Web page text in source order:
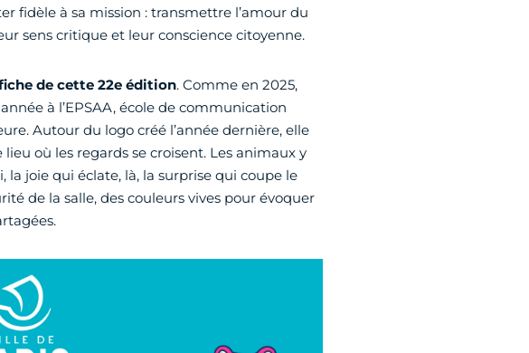
fidèle à sa mission : transmettre l’amour du
sens critique et leur conscience citoyenne.
de cette 22e édition. Comme en 2025,
à l’EPSAA, école de communication
Autour du logo créé l’année dernière, elle
où les regards se croisent. Les animaux y
joie qui éclate, là, la surprise qui coupe le
de la salle, des couleurs vives pour évoquer